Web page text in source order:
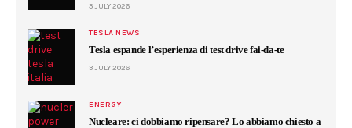
3 JULY 2026
TESLA NEWS
Tesla espande l’esperienza di test drive fai-da-te
3 JULY 2026
ENERGY
Nucleare: ci dobbiamo ripensare? Lo abbiamo chiesto a